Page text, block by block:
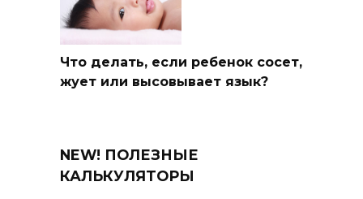
Что делать, если ребенок сосет,
жует или высовывает язык?
NEW! ПОЛЕЗНЫЕ
КАЛЬКУЛЯТОРЫ